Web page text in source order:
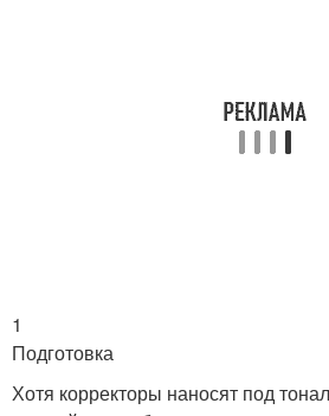
1
Подготовка
Хотя корректоры наносят под